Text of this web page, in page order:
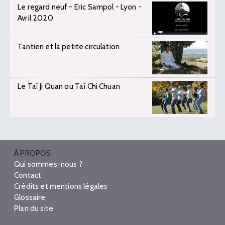
Le regard neuf - Eric Sampol - Lyon -
Avril 2020
Tantien et la petite circulation
Le Taï Ji Quan ou Taî Chi Chuan
À PROPOS
Qui sommes-nous ?
Contact
Crédits et mentions légales
Glossaire
Plan du site